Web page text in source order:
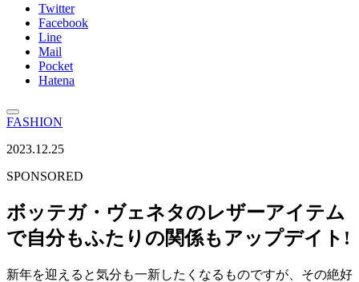
Twitter
Facebook
Line
Mail
Pocket
Hatena
FASHION
2023.12.25
SPONSORED
ボッテガ・ヴェネタのレザーアイテム
で自分もふたりの関係もアップデイト!
新年を迎えると気分も一新したくなるものですが、その絶好